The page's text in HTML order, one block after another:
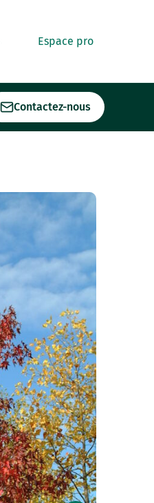
Espace pro
Contactez-nous